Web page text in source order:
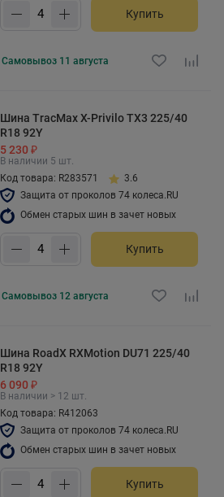
Купить
Самовывоз 11 августа
Шина TracMax X-Privilo TX3 225/40
R18 92Y
5 230 ₽
В наличии 5 шт.
Код товара: R283571
3.6
Защита от проколов 74 колеса.RU
Обмен старых шин в зачет новых
Купить
Самовывоз 12 августа
Шина RoadX RXMotion DU71 225/40
R18 92Y
6 090 ₽
В наличии > 12 шт.
Код товара: R412063
Защита от проколов 74 колеса.RU
Обмен старых шин в зачет новых
Купить